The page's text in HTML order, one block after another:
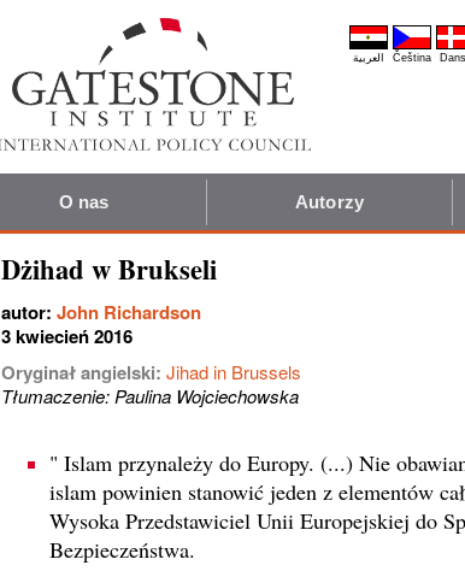
العربية Čeština
O nas Autorzy
Dżihad w Brukseli
autor: John Richardson
3 kwiecień 2016
Oryginał angielski: Jihad in Brussels
Tłumaczenie: Paulina Wojciechowska
" Islam przynależy do Europy. (...) Nie
islam powinien stanowić jeden z elementów
Wysoka Przedstawiciel Unii Europejskiej do
Bezpieczeństwa.